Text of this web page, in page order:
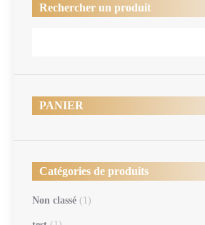
Rechercher un produit
PANIER
Catégories de produits
Non classé (1)